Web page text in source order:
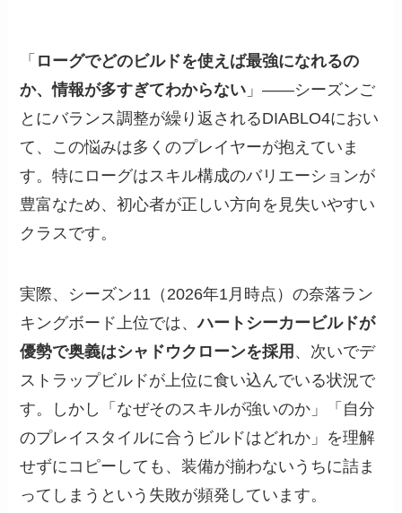
「 ローグでどのビルドを使えば最強になれるの
か、情報が多すぎてわからない 」――シーズンご
とにバランス調整が繰り返されるDIABLO4におい
て、この悩みは多くのプレイヤーが抱えていま
す。特にローグはスキル構成のバリエーションが
豊富なため、初心者が正しい方向を見失いやすい
クラスです。
実際、シーズン11（2026年1月時点）の奈落ラン
キングボード上位では、ハートシーカービルドが
優勢で奥義はシャドウクローンを採用 、次いでデ
ストラップビルドが上位に食い込んでいる状況で
す。しかし「なぜそのスキルが強いのか」「自分
のプレイスタイルに合うビルドはどれか」を理解
せずにコピーしても、装備が揃わないうちに詰ま
ってしまうという失敗が頻発しています。